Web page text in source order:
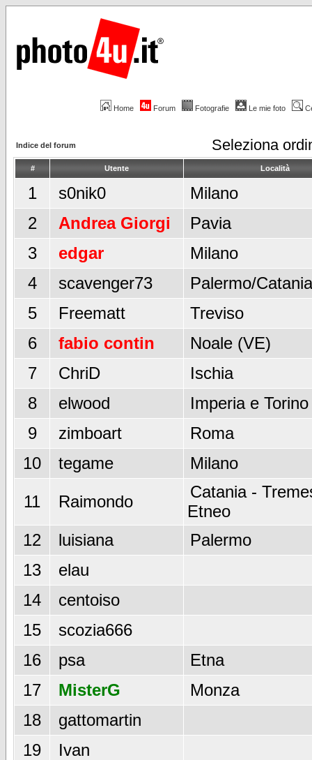
Home Forum Fotografie Le mie foto
Indice del forum Seleziona
# Utente Località
1 s0nik0
Milano
2
Andrea Giorgi
Pavia
3
edgar
Milano
4
scavenger73
Palermo/Catania
5
Freematt
Treviso
6
fabio contin
Noale (VE)
7
ChriD
Ischia
8
elwood
Imperia e Torino
9
zimboart
Roma
10
tegame Milano
11 Raimondo
Catania -
Etneo
12
luisiana
Palermo
13
elau
14
centoiso
15
scozia666
16
psa
Etna
17
MisterG
Monza
18
gattomartin
19
Ivan